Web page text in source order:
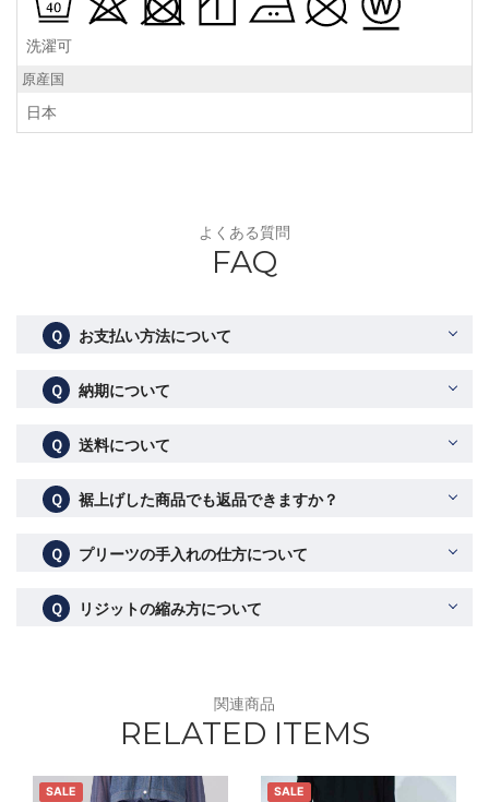
洗濯可
原産国
日本
よくある質問
FAQ
Ｑ お支払い方法について
Ｑ 納期について
Ｑ 送料について
Ｑ 裾上げした商品でも返品できますか？
Ｑ プリーツの手入れの仕方について
Ｑ リジットの縮み方について
関連商品
RELATED ITEMS
SALE SALE